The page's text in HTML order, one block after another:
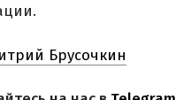
Брусочкин